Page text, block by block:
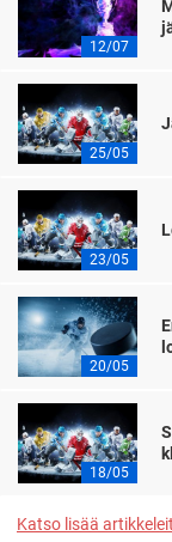
12/07
25/05
23/05
20/05
18/05
Katso lisää